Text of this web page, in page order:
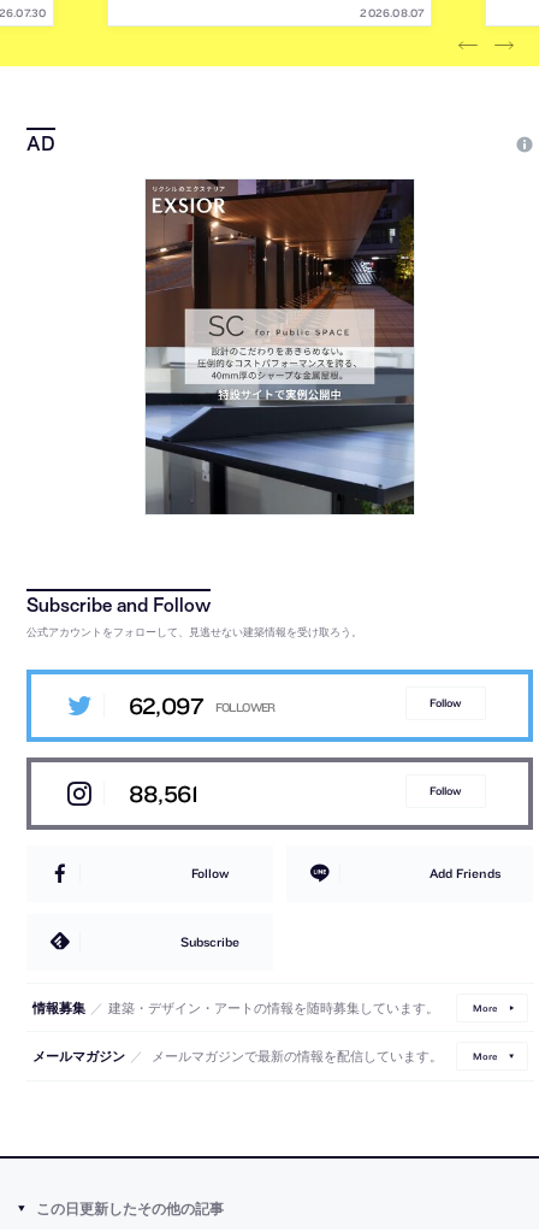
2026.08.07
公式アカウントをフォローして、見逃せない建築情報を受け取ろう。
62,097 Follow
88,561 Follow
Follow Add Friends
Subscribe
情報募集 ／ 建築・デザイン・アートの情報を随時募集しています。 More
メールマガジン ／ メールマガジンで最新の情報を配信しています。 More
この日更新したその他の記事